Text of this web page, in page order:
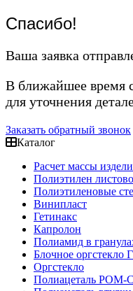
Спасибо!
Ваша заявка
В ближайшее время
для уточнения
Заказать обратный звонок
Каталог
Расчет массы
Полиэтилен
Полиэтиленовые
Винипласт
Гетинакс
Капролон
Полиамид в
Блочное оргстекло
Оргстекло
Полиацеталь POM-C